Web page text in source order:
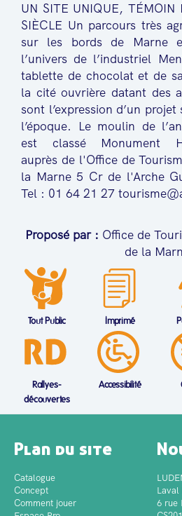
UN SITE UNIQUE, TÉMOIN
SIÈCLE Un parcours très
sur les bords de Marne
l’univers de l’industriel
tablette de chocolat et de
la cité ouvrière datant des
sont l’expression d’un
l’époque. Le moulin de
est classé Monument
auprès de l'Office de
la Marne 5 Cr de l'Arche
Tel : 01 64 21 27
Proposé par : Office de
de la
Tout Public Imprimé
Rallyes-
découvertes
Accessibilité
Plan du site
Catalogue
Concept
Comment jouer
Laval
6 rue